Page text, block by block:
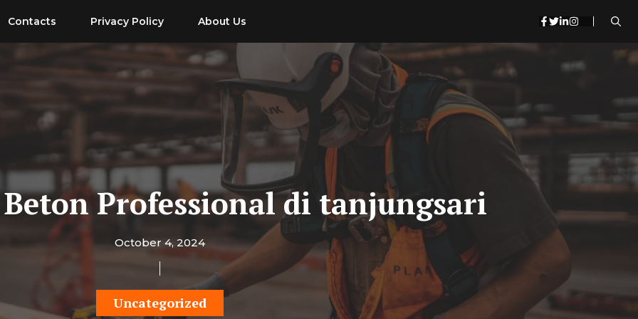
Contacts Privacy Policy About Us
Beton Professional di tanjungsari
October 4, 2024
Uncategorized